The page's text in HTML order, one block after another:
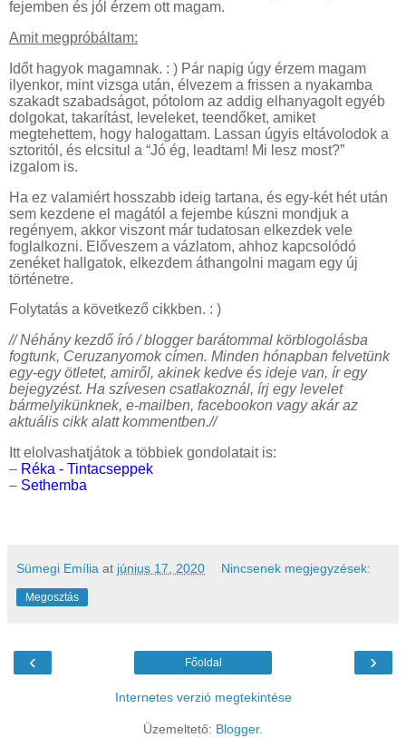
fejemben és jól érzem ott magam.
Amit megpróbáltam:
Időt hagyok magamnak. : ) Pár napig úgy érzem magam
ilyenkor, mint vizsga után, élvezem a frissen a nyakamba
szakadt szabadságot, pótolom az addig elhanyagolt egyéb
dolgokat, takarítást, leveleket, teendőket, amiket
megtehettem, hogy halogattam. Lassan úgyis eltávolodok a
sztoritól, és elcsitul a “Jó ég, leadtam! Mi lesz most?”
izgalom is.
Ha ez valamiért hosszabb ideig tartana, és egy-két hét után
sem kezdene el magától a fejembe kúszni mondjuk a
regényem, akkor viszont már tudatosan elkezdek vele
foglalkozni. Előveszem a vázlatom, ahhoz kapcsolódó
zenéket hallgatok, elkezdem áthangolni magam egy új
történetre.
Folytatás a következő cikkben. : )
// Néhány kezdő író / blogger barátommal körblogolásba
fogtunk, Ceruzanyomok címen. Minden hónapban felvetünk
egy-egy ötletet, amiről, akinek kedve és ideje van, ír egy
bejegyzést. Ha szívesen csatlakoznál, írj egy levelet
bármelyikünknek, e-mailben, facebookon vagy akár az
aktuális cikk alatt kommentben.//
Itt elolvashatjátok a többiek gondolatait is:
– Réka - Tintacseppek
– Sethemba
Sümegi Emília at június 17, 2020 Nincsenek megjegyzések:
Megosztás
‹ ›
Főoldal
Internetes verzió megtekintése
Üzemeltető: Blogger.